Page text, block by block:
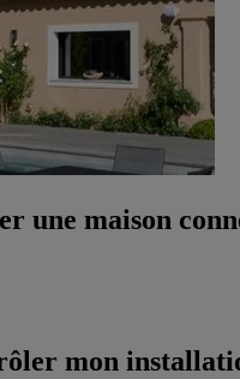
une maison
mon